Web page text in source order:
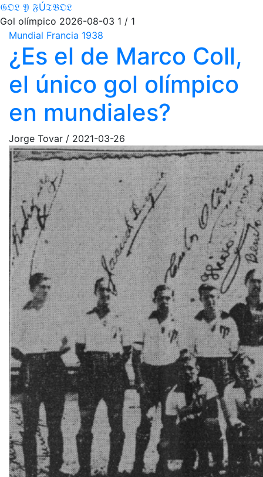
𝔊𝔒𝔏 𝔜 𝔉Ú𝔗𝔅𝔒𝔏
Gol olímpico 2026-08-03 1 / 1
Mundial Francia 1938
¿Es el de Marco Coll,
el único gol olímpico
en mundiales?
Jorge Tovar / 2021-03-26